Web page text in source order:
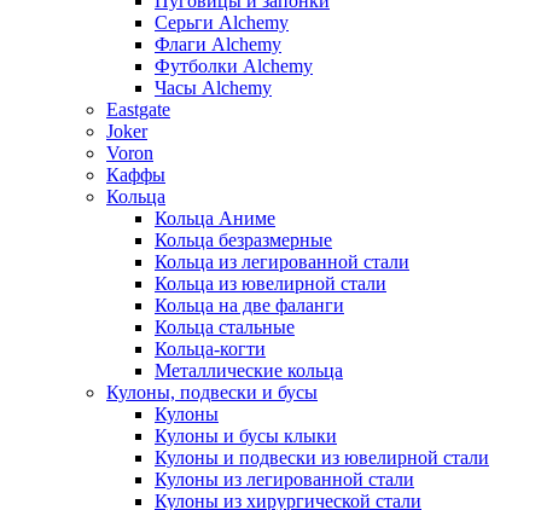
Серьги Alchemy
Флаги Alchemy
Футболки Alchemy
Часы Alchemy
Eastgate
Joker
Voron
Каффы
Кольца
Кольца Аниме
Кольца безразмерные
Кольца из легированной стали
Кольца из ювелирной стали
Кольца на две фаланги
Кольца стальные
Кольца-когти
Металлические кольца
Кулоны, подвески и бусы
Кулоны
Кулоны и бусы клыки
Кулоны и подвески из ювелирной стали
Кулоны из легированной стали
Кулоны из хирургической стали